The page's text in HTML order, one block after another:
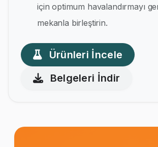
için optimum havalandırmayı
mekanla birleştirin.
Ürünleri İncele
Belgeleri İndir